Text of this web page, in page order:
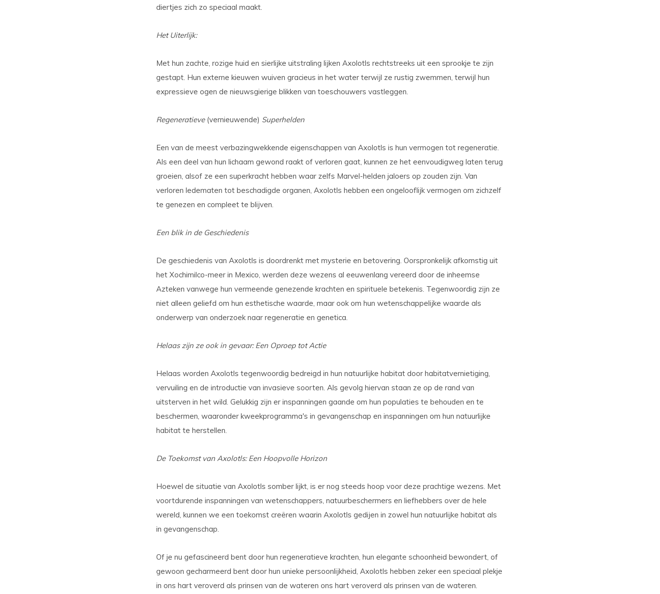
diertjes zich zo speciaal maakt.
Het Uiterlijk:
Met hun zachte, rozige huid en sierlijke uitstraling lijken Axolotls rechtstreeks uit een sprookje te zijn
gestapt. Hun externe kieuwen wuiven gracieus in het water terwijl ze rustig zwemmen, terwijl hun
expressieve ogen de nieuwsgierige blikken van toeschouwers vastleggen.
Regeneratieve(vernieuwende) Superhelden
Een van de meest verbazingwekkende eigenschappen van Axolotls is hun vermogen tot regeneratie.
Als een deel van hun lichaam gewond raakt of verloren gaat, kunnen ze het eenvoudigweg laten terug
groeien, alsof ze een superkracht hebben waar zelfs Marvel-helden jaloers op zouden zijn. Van
verloren ledematen tot beschadigde organen, Axolotls hebben een ongelooflijk vermogen om zichzelf
te genezen en compleet te blijven.
Een blik in de Geschiedenis
De geschiedenis van Axolotls is doordrenkt met mysterie en betovering. Oorspronkelijk afkomstig uit
het Xochimilco-meer in Mexico, werden deze wezens al eeuwenlang vereerd door de inheemse
Azteken vanwege hun vermeende genezende krachten en spirituele betekenis. Tegenwoordig zijn ze
niet alleen geliefd om hun esthetische waarde, maar ook om hun wetenschappelijke waarde als
onderwerp van onderzoek naar regeneratie en genetica.
Helaas zijn ze ook in gevaar: Een Oproep tot Actie
Helaas worden Axolotls tegenwoordig bedreigd in hun natuurlijke habitat door habitatvernietiging,
vervuiling en de introductie van invasieve soorten. Als gevolg hiervan staan ze op de rand van
uitsterven in het wild. Gelukkig zijn er inspanningen gaande om hun populaties te behouden en te
beschermen, waaronder kweekprogramma's in gevangenschap en inspanningen om hun natuurlijke
habitat te herstellen.
De Toekomst van Axolotls: Een Hoopvolle Horizon
Hoewel de situatie van Axolotls somber lijkt, is er nog steeds hoop voor deze prachtige wezens. Met
voortdurende inspanningen van wetenschappers, natuurbeschermers en liefhebbers over de hele
wereld, kunnen we een toekomst creëren waarin Axolotls gedijen in zowel hun natuurlijke habitat als
in gevangenschap.
Of je nu gefascineerd bent door hun regeneratieve krachten, hun elegante schoonheid bewondert, of
gewoon gecharmeerd bent door hun unieke persoonlijkheid, Axolotls hebben zeker een speciaal plekje
in ons hart veroverd als prinsen van de wateren ons hart veroverd als prinsen van de wateren.